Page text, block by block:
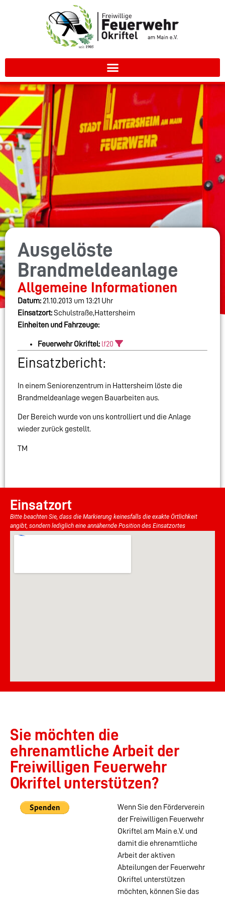
Ausgelöste
Brandmeldeanlage
Allgemeine Informationen
Datum: 21.10.2013 um 13:21 Uhr
Einsatzort:Schulstraße,Hattersheim
Einheiten und Fahrzeuge:
Feuerwehr Okriftel: lf20
Einsatzbericht:
In einem Seniorenzentrum in Hattersheim löste die
Brandmeldeanlage wegen Bauarbeiten aus.
Der Bereich wurde von uns kontrolliert und die Anlage
wieder zurück gestellt.
TM
Einsatzort
Bitte beachten Sie, dass die Markierung keinesfalls die exakte Örtlichkeit
angibt, sondern lediglich eine annähernde Position des Einsatzortes
Sie möchten die
ehrenamtliche Arbeit der
Freiwilligen Feuerwehr
Okriftel unterstützen?
Wenn Sie den Förderverein
der Freiwilligen Feuerwehr
Okriftel am Main e.V. und
damit die ehrenamtliche
Arbeit der aktiven
Abteilungen der Feuerwehr
Okriftel unterstützen
möchten, können Sie das